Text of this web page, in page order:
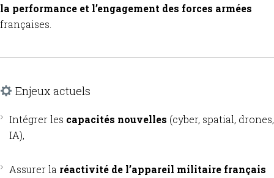
la performance et l’engagement des forces armées
françaises.
Enjeux actuels
Intégrer les capacités nouvelles (cyber, spatial, drones,
IA),
Assurer la réactivité de l’appareil militaire français